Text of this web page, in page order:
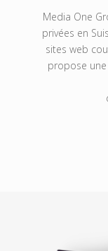
Media One
privées en
sites web
propose